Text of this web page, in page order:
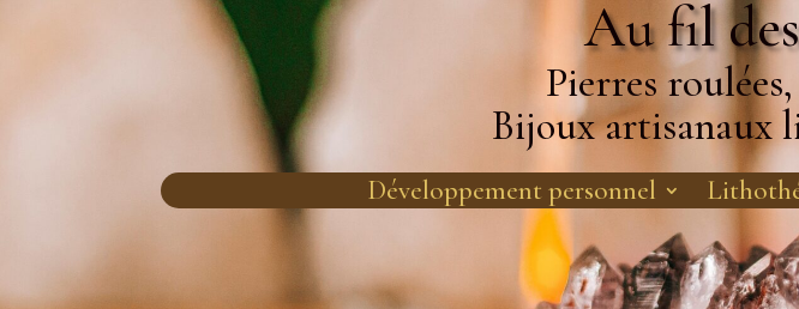
Au fil
Pierres
Bijoux artisanaux
Développement personnel